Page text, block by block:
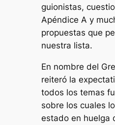
guionistas,
Apéndice A y
propuestas que
nuestra lista.
En nombre del
reiteró la
todos los temas
sobre los cuales
estado en huelga